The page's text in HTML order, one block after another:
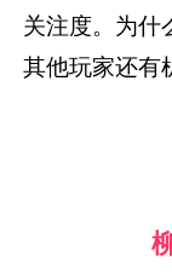
关注度。为什
其他玩家还有